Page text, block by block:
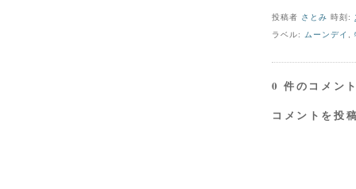
投稿者 さとみ 時刻:
ラベル:
ムーンデイ ,
0 件のコメン
コメントを投